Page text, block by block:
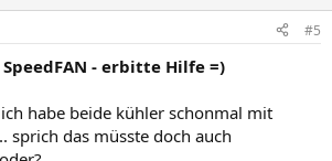
#5
- erbitte Hilfe =)
habe beide kühler schonmal mit
sprich das müsste doch auch